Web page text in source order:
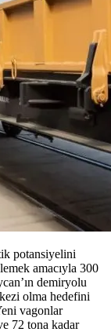
potansiyelini
amacıyla 300
demiryolu
olma hedefini
vagonlar
72 tona kadar